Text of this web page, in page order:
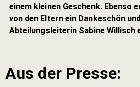
einem kleinen Geschenk. Ebenso
von den Eltern ein Dankeschön
Abteilungsleiterin Sabine Willisch
Aus der Presse: